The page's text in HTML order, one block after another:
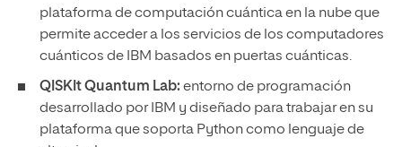
plataforma de computación cuántica en la nube que
permite acceder a los servicios de los computadores
cuánticos de IBM basados en puertas cuánticas.
QISKIt Quantum Lab: entorno de programación
desarrollado por IBM y diseñado para trabajar en su
plataforma que soporta Python como lenguaje de